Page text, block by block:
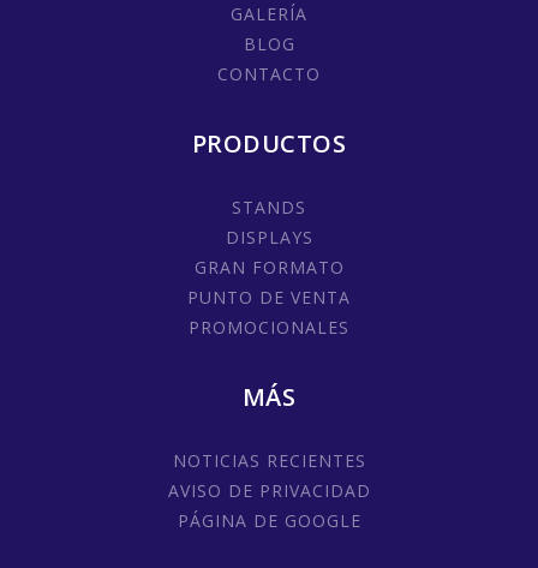
GALERÍA
BLOG
CONTACTO
PRODUCTOS
STANDS
DISPLAYS
GRAN FORMATO
PUNTO DE VENTA
PROMOCIONALES
MÁS
NOTICIAS RECIENTES
AVISO DE PRIVACIDAD
PÁGINA DE GOOGLE